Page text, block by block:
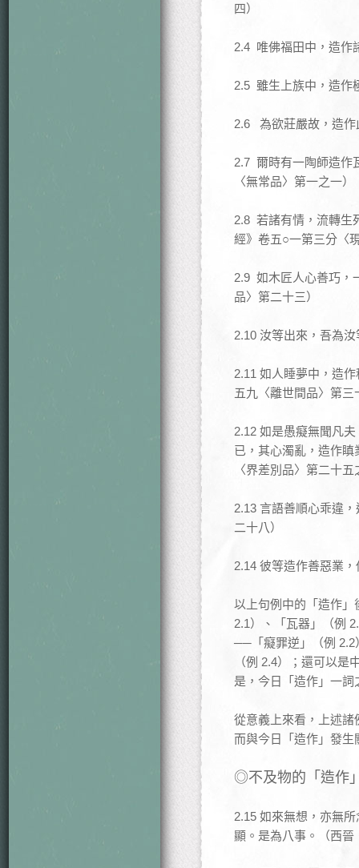
四）
2.4 唯佛福田中，造作
2.5 雖生上族中，造作
2.6 為欲莊嚴故，造作
2.7 爾時有一陶師造作
〈無常品〉第一之一）
2.8 若諸有情，流轉生
經》卷五○一第三分〈
2.9 如木匠人心善巧，
品〉第二十三）
2.10 汝等出來，吾為
2.11 如人睡夢中，造
五九〈離世間品〉第三
2.12 如是愚癡無聞凡
已，其心濁亂，造作
〈界差別品〉第二十五
2.13 言語善順心乖違
二十八）
2.14 彼等造作善惡業
以上句例中的「造作
2.1）、「瓦器」（例
──「癡罪逆」（例 2.2
（例 2.4）；還可以
是，今日「造作」一
從意義上來看，上述
而與今日「造作」發
◎不及物的「造作
2.15 如來無想，亦無
顯。是為八事。（西